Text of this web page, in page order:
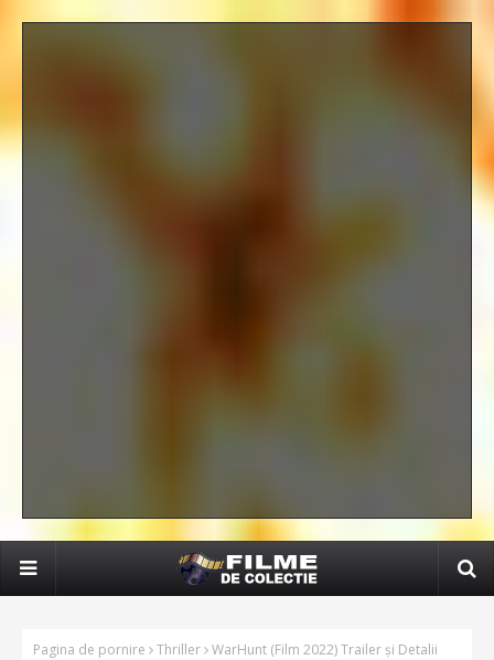
Pagina de pornire Thriller WarHunt (Film 2022) Trailer și Detalii